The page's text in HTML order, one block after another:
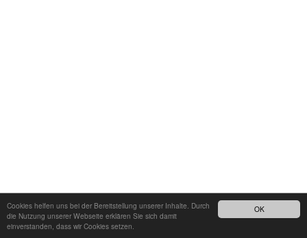
OK
Cookies helfen uns bei der Bereitstellung unserer Inhalte. Durch
die Nutzung unserer Webseite erklären Sie sich damit
einverstanden, dass wir Cookies setzen.